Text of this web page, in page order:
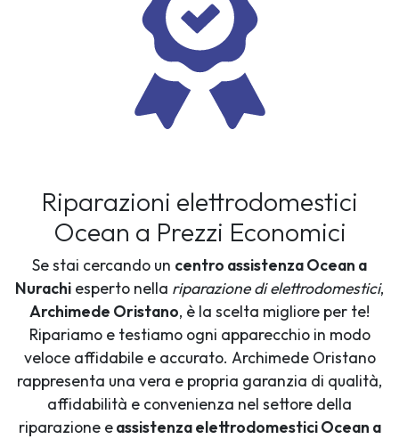
Riparazioni elettrodomestici
Ocean a Prezzi Economici
Se stai cercando un centro assistenza Ocean a
Nurachi esperto nella riparazione di elettrodomestici,
Archimede Oristano, è la scelta migliore per te!
Ripariamo e testiamo ogni apparecchio in modo
veloce affidabile e accurato. Archimede Oristano
rappresenta una vera e propria garanzia di qualità,
affidabilità e convenienza nel settore della
riparazione eassistenza elettrodomestici Ocean a